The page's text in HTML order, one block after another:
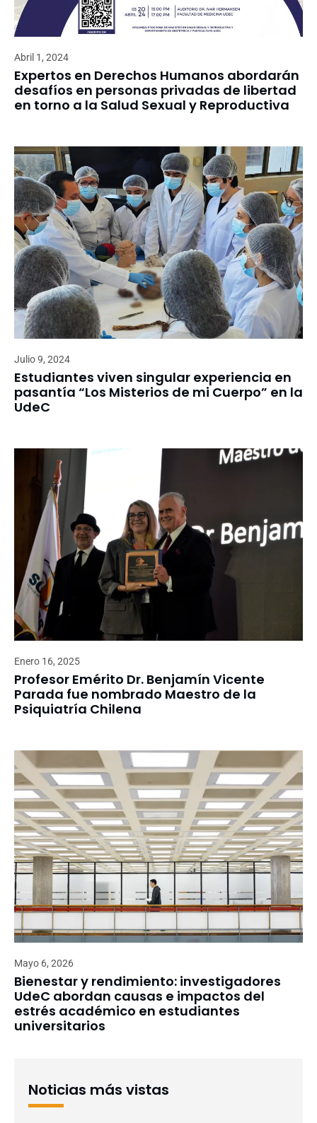
Abril 1, 2024
Expertos en Derechos Humanos abordarán
desafíos en personas privadas de libertad
en torno a la Salud Sexual y Reproductiva
Julio 9, 2024
Estudiantes viven singular experiencia en
pasantía “Los Misterios de mi Cuerpo” en la
UdeC
Enero 16, 2025
Profesor Emérito Dr. Benjamín Vicente
Parada fue nombrado Maestro de la
Psiquiatría Chilena
Mayo 6, 2026
Bienestar y rendimiento: investigadores
UdeC abordan causas e impactos del
estrés académico en estudiantes
universitarios
Noticias más vistas